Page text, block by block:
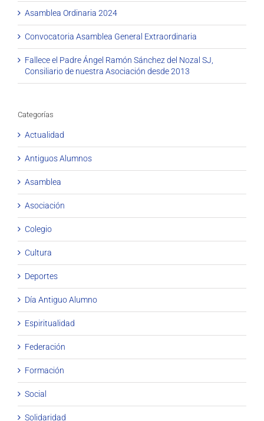
Asamblea Ordinaria 2024
Convocatoria Asamblea General Extraordinaria
Fallece el Padre Ángel Ramón Sánchez del Nozal SJ,
Consiliario de nuestra Asociación desde 2013
Categorías
Actualidad
Antiguos Alumnos
Asamblea
Asociación
Colegio
Cultura
Deportes
Día Antiguo Alumno
Espiritualidad
Federación
Formación
Social
Solidaridad